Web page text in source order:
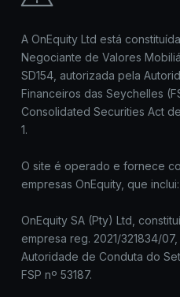
A OnEquity Ltd está
Negociante de Valores
SD154, autorizada pela
Financeiros das Seychelles
Consolidated Securities Act
1.
O site é operado e fornece
empresas OnEquity, que inclui:
OnEquity SA (Pty) Ltd,
empresa reg. 2021/321834/
Autoridade de Conduta do
FSP nº 53187.